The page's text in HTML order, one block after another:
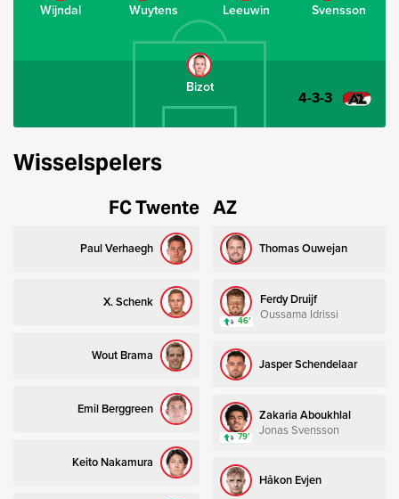
Bizot
Svensson
Leeuwin
Wuytens
Wijndal
4-3-3
Wisselspelers
FC Twente
Paul Verhaegh
X. Schenk
Wout Brama
Emil Berggreen
Keito Nakamura
AZ
Thomas Ouwejan
Ferdy Druijf
Oussama Idrissi
46’
Jasper Schendelaar
Zakaria Aboukhlal
Jonas Svensson
79’
Håkon Evjen